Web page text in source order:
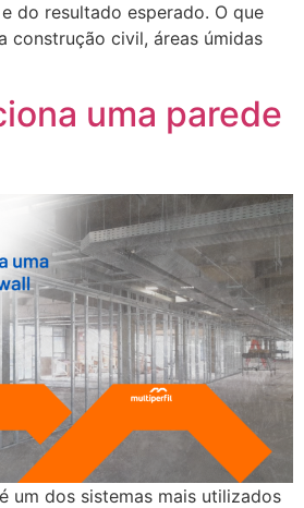
do resultado esperado. O que
construção civil, áreas úmidas
uma parede
um dos sistemas mais utilizados